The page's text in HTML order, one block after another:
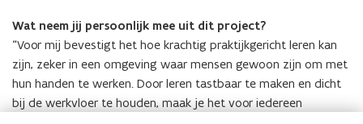
Wat neem jij persoonlijk mee uit dit project?
“Voor mij bevestigt het hoe krachtig praktijkgericht leren kan
zijn, zeker in een omgeving waar mensen gewoon zijn om met
hun handen te werken. Door leren tastbaar te maken en dicht
bij de werkvloer te houden, maak je het voor iedereen